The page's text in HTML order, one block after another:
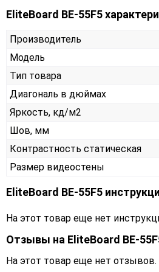
EliteBoard BE-55F5
Производитель
Модель
Тип товара
Диагональ в дюймах
Яркость, кд/м2
Шов, мм
Контрастность статическая
Размер видеостены
EliteBoard BE-55F5
На этот товар еще нет
Отзывы на EliteBoard BE-
На этот товар еще нет отзывов.